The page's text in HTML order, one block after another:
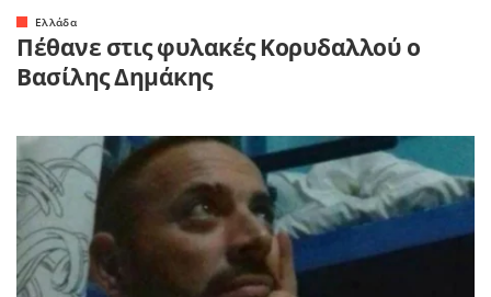
Ελλάδα
Πέθανε στις φυλακές Κορυδαλλού ο
Βασίλης Δημάκης